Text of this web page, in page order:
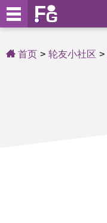
首页 轮友小社区